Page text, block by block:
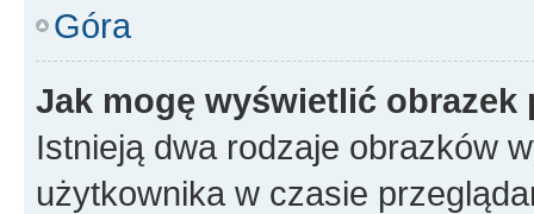
Góra
Jak mogę wyświetlić
Istnieją dwa rodzaje obrazków
użytkownika w czasie